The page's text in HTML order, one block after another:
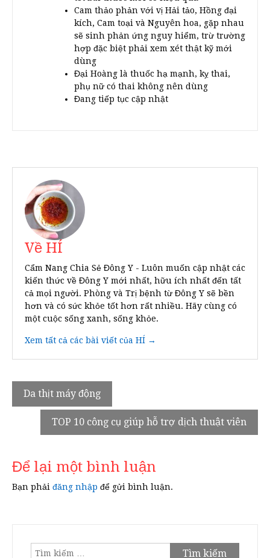
Cam thảo phản với vị Hải tảo, Hồng đại
kích, Cam toại và Nguyên hoa, gặp nhau
sẽ sinh phản ứng nguy hiểm, trừ trường
hợp đặc biệt phải xem xét thật kỹ mới
dùng
Đại Hoàng là thuốc hạ mạnh, kỵ thai,
phụ nữ có thai không nên dùng
Đang tiếp tục cập nhật
Về HÍ
Cẩm Nang Chia Sẻ Đông Y - Luôn muốn cập nhật các
kiến thức về Đông Y mới nhất, hữu ích nhất đến tất
cả mọi người. Phòng và Trị bệnh từ Đông Y sẽ bền
hơn và có sức khỏe tốt hơn rất nhiều. Hãy cùng có
một cuộc sống xanh, sống khỏe.
Xem tất cả các bài viết của HÍ →
Điều
hướng
Da thịt máy động
TOP 10 công cụ giúp hỗ trợ dịch thuật viên
Để lại một bình luận
Bạn phải đăng nhập để gửi bình luận.
Tìm